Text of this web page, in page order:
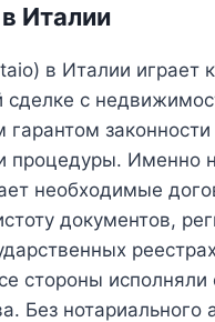
Италии
в Италии играет
сделке с
законности
процедуры. Именно
необходимые
документов,
стороны исполняли
Без нотариального